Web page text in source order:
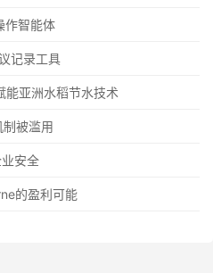
作智能体
记录工具
能亚洲水稻节水技术
被滥用
安全
的盈利可能